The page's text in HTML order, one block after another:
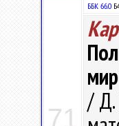
71
ББК 66.0
/ Д.